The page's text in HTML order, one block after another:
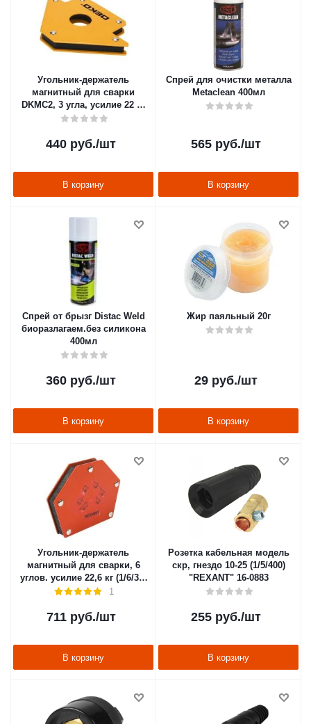
Угольник-держатель
магнитный для сварки
DKMC2, 3 угла, усилие 22 кг
(1) "DEKO" 065-0641
440 руб./шт
В корзину
Спрей для очистки металла
Metaclean 400мл
565 руб./шт
В корзину
Спрей от брызг Distac Weld
биоразлагаем.без силикона
400мл
360 руб./шт
В корзину
Жир паяльный 20г
29 руб./шт
В корзину
Угольник-держатель
магнитный для сварки, 6
углов. усилие 22,6 кг (1/6/36)
"REXANT" 12-4832
1
711руб./шт
В корзину
Розетка кабельная модель
скр, гнездо 10-25 (1/5/400)
"REXANT" 16-0883
255 руб./шт
В корзину